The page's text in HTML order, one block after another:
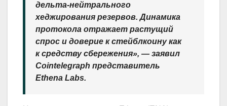
дельта-нейтрального
хеджирования резервов. Динамика
протокола отражает растущий
спрос и доверие к стейблкоину как
к средству сбережения», — заявил
Cointelegraph представитель
Ethena Labs.